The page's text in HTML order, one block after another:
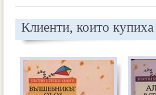
Клиенти, които